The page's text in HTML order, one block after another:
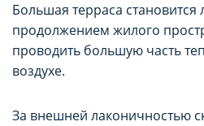
Большая терраса
продолжением жилого
проводить большую часть
воздухе.
За внешней лаконичностью